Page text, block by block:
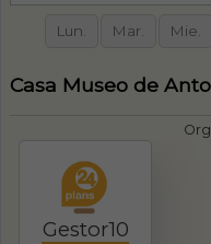
Lun. Mar. Mie.
Casa Museo de
Gestor10